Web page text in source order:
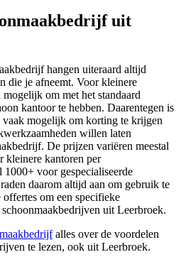
uit
hangen uiteraard altijd
die je afneemt. Voor kleinere
om met het standaard
kantoor te hebben. Daarentegen is
vaak mogelijk om korting te krijgen
willen laten
De prijzen variëren meestal
kleinere kantoren per
voor gespecialiseerde
daarom altijd aan om gebruik te
om een specifieke
uit Leerbroek.
alles over de voordelen
te lezen, ook uit Leerbroek.